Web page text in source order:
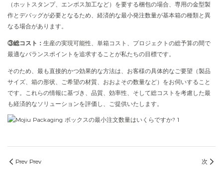
（ホットスタンプ、エンボス加工など）を要する梱包の場合、専用の金型製
作とデバッグが必要となるため、経済的な最小発注数量が基本箱の種類と異
なる場合があります。
③総コスト： 生産の実現可能性、単箱コスト、プロジェクトの総予算の間で
最適なバランスポイントを追求することが私たちの目標です。
そのため、最も直接的かつ効果的な方法は、お客様の具体的なご要望（製品
サイズ、箱の形状、ご希望の材質、おおよその数量など）をお伺いすること
です。これらの情報に基づき、品質、効率性、そして総コストを考慮した最
も経済的なソリューションを評価し、ご提供いたします。
Prev Prev 次